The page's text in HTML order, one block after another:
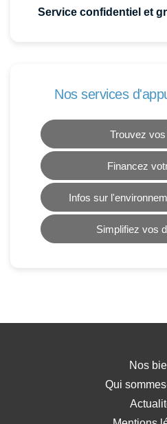
Service confidentiel et
Nos services
Trouvez
Financez
Infos sur
Simplifiez vos
Nos
Qui